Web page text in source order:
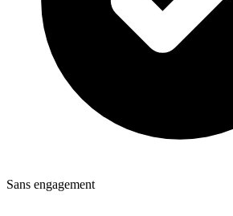
Sans engagement